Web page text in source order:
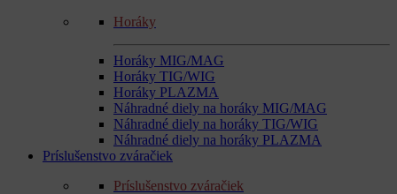
Horáky
Horáky MIG/MAG
Horáky TIG/WIG
Horáky PLAZMA
Náhradné diely na horáky MIG/MAG
Náhradné diely na horáky TIG/WIG
Náhradné diely na horáky PLAZMA
Príslušenstvo zváračiek
Príslušenstvo zváračiek